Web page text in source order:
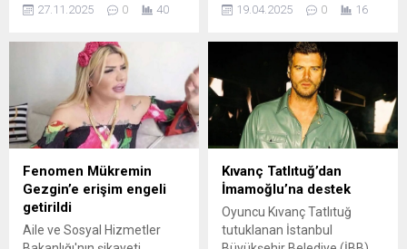
oldu. Başrolde olan Alina
ve bunu da uçaktayken
27.11.2025 0 40
rahatsızlanarak hastaneye
alınmıştı. Hastanede devam
eden tedavisi sırasında 2
Ocak 2025'te hayatını
kaybeden sanatçının
sevenleri gözyaşlarına ...
19.04.2025 0 16
Fenomen Mükremin
Gezgin’e erişim engeli
getirildi
Aile ve Sosyal Hizmetler
Kıvanç Tatlıtuğ’dan
İmamoğlu’na destek
Oyuncu Kıvanç Tatlıtuğ
tutuklanan İstanbul